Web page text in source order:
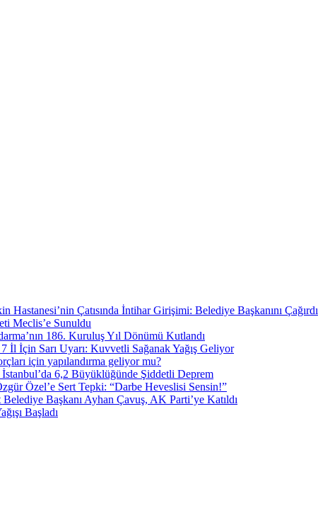
Hastanesi’nin Çatısında İntihar Girişimi: Belediye Başkanını Çağırdı
Meclis’e Sunuldu
186. Kuruluş Yıl Dönümü Kutlandı
İl İçin Sarı Uyarı: Kuvvetli Sağanak Yağış Geliyor
için yapılandırma geliyor mu?
6,2 Büyüklüğünde Şiddetli Deprem
Özel’e Sert Tepki: “Darbe Heveslisi Sensin!”
Başkanı Ayhan Çavuş, AK Parti’ye Katıldı
Başladı